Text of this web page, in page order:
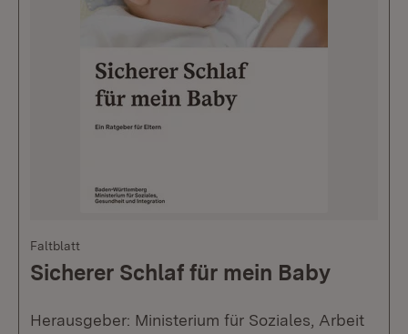
Faltblatt
Sicherer Schlaf für mein Baby
Herausgeber: Ministerium für Soziales, Arbeit